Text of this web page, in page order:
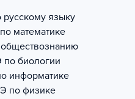
языку
математике
биологии
информатике
по физике